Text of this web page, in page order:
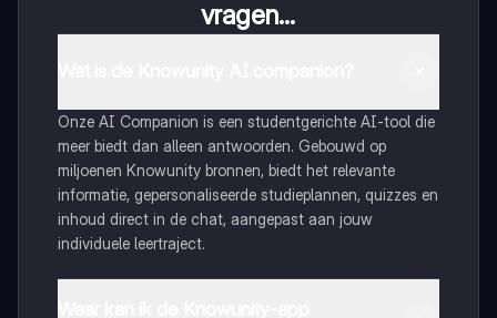
vragen...
Onze AI Companion is een studentgerichte AI-tool die
meer biedt dan alleen antwoorden. Gebouwd op
miljoenen Knowunity bronnen, biedt het relevante
informatie, gepersonaliseerde studieplannen, quizzes en
inhoud direct in de chat, aangepast aan jouw
individuele leertraject.